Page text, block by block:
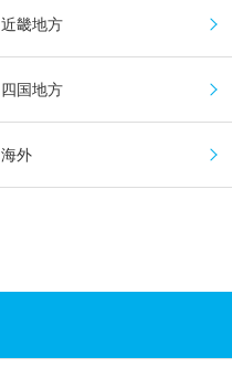
近畿地方
四国地方
海外